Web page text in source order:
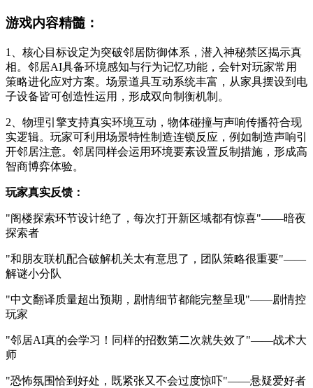
游戏内容精髓：
1、核心目标设定为突破邻居防御体系，潜入神秘禁区揭示真
相。邻居AI具备环境感知与行为记忆功能，会针对玩家常用
策略进化应对方案。场景道具互动系统丰富，从家具摆设到电
子设备皆可创造性运用，形成双向制衡机制。
2、物理引擎支持真实环境互动，物体碰撞与声响传播符合现
实逻辑。玩家可利用场景特性制造连锁反应，例如制造声响引
开邻居注意。邻居同样会运用环境要素设置反制措施，形成高
智商博弈体验。
玩家真实反馈：
"阁楼探索环节设计绝了，每次打开新区域都有惊喜"——暗夜
探索者
"和朋友联机配合破解机关太有意思了，团队策略很重要"——
解谜小分队
"中文翻译质量超出预期，剧情细节都能完整呈现"——剧情控
玩家
"邻居AI真的会学习！同样的招数第二次就失效了"——战术大
师
"恐怖氛围恰到好处，既紧张又不会过度惊吓"——悬疑爱好者